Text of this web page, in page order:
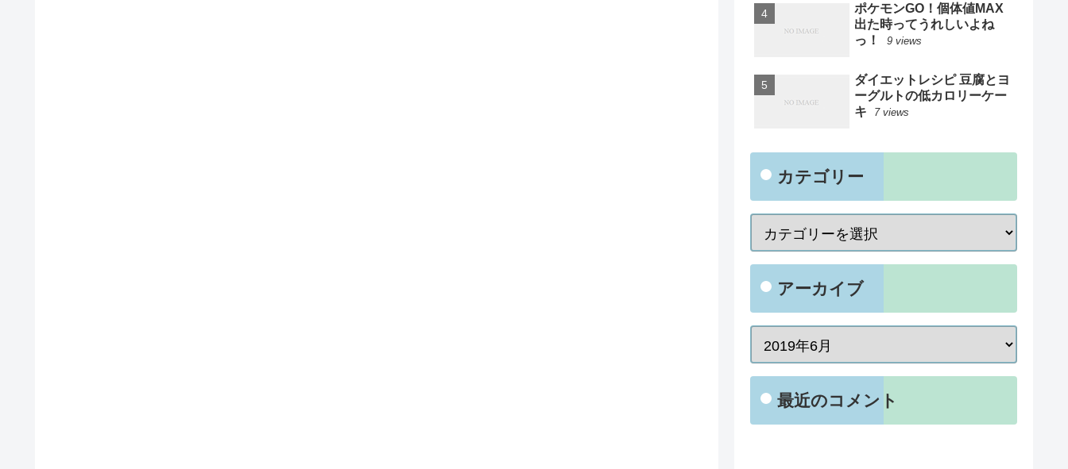
ポケモンGO！個体値MAX
出た時ってうれしいよね
っ！
9 views
ダイエットレシピ 豆腐とヨ
ーグルトの低カロリーケー
キ
7 views
カテゴリー
アーカイブ
最近のコメント